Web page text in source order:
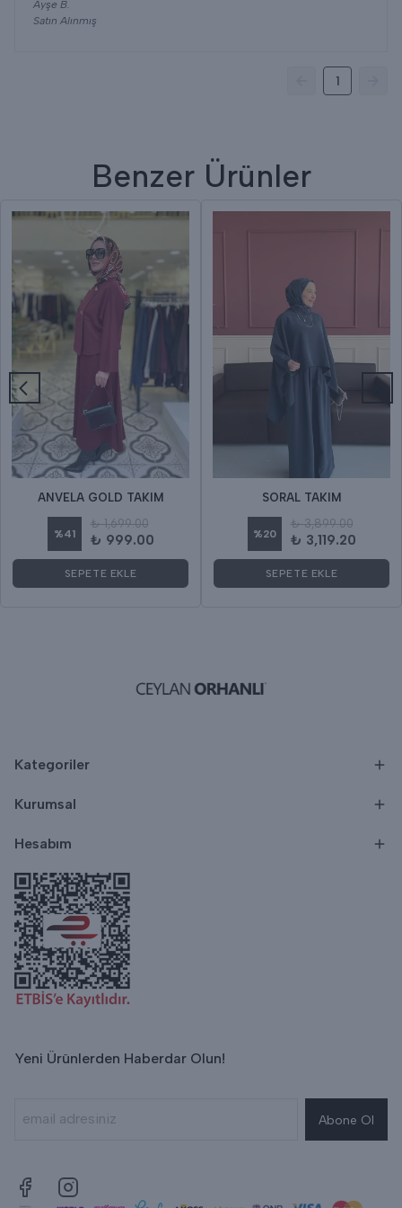
Ayşe B.
Satın Alınmış
1
Benzer Ürünler
ANVELA GOLD TAKIM
%41
₺ 1,699.00
₺ 999.00
SEPETE EKLE
SORAL TAKIM
%20
₺ 3,899.00
₺ 3,119.20
SEPETE EKLE
Kategoriler
Kurumsal
Hesabım
Yeni Ürünlerden Haberdar Olun!
Abone Ol